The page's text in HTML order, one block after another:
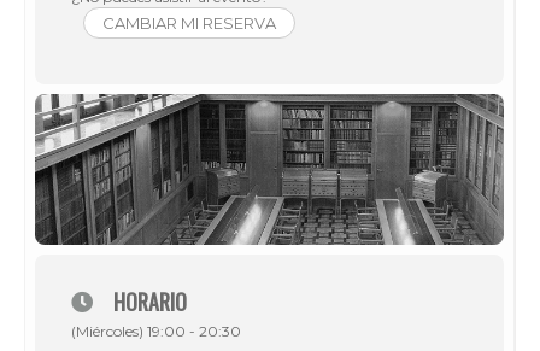
CAMBIAR MI RESERVA
HORARIO
(Miércoles) 19:00 - 20:30